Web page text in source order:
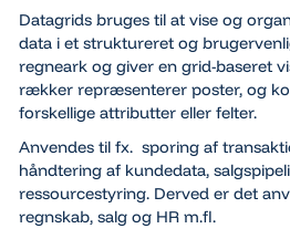
Datagrids bruges til at vise og
data i et struktureret og
regneark og giver en grid-baseret
rækker repræsenterer poster, og
forskellige attributter eller felter.
Anvendes til fx. sporing af
håndtering af kundedata,
ressourcestyring. Derved er det
regnskab, salg og HR m.fl.